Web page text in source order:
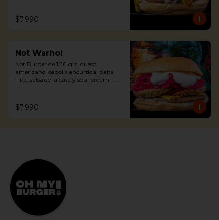
$7.990
Not Warhol
Not Burger de 100 grs, queso
americano, cebolla encurtida, palta
frita, salsa de la casa y sour cream +
$7.990